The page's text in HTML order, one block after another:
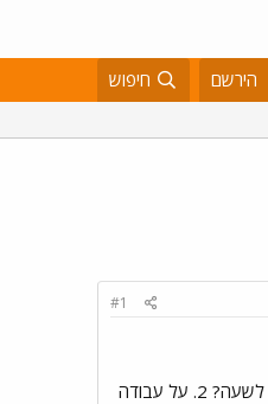
הירשם חיפוש
#1
שלום, השאלות שלי מתייחסות לעובד שנחשב עובד שעתי - 1. על משמרת שמתחילה ביום שישי בערב ומסתיימת בשבת בבוקר - מה אחוז השכר שמגיע לשעה? 2. על עבודה